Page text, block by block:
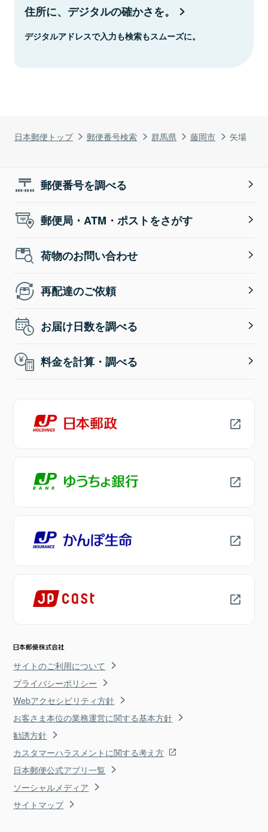
日本郵便トップ 郵便番号検索 群馬県 藤岡市 矢場
住所に、デジタルの確かさを。
デジタルアドレスで入力も検索もスムーズに。
郵便番号を調べる
郵便局・ATM・ポストをさがす
荷物のお問い合わせ
再配達のご依頼
お届け日数を調べる
料金を計算・調べる
サイトのご利用について
プライバシーポリシー
Webアクセシビリティ方針
お客さま本位の業務運営に関する基本方針
勧誘方針
カスタマーハラスメントに関する考え方
日本郵便公式アプリ一覧
ソーシャルメディア
サイトマップ